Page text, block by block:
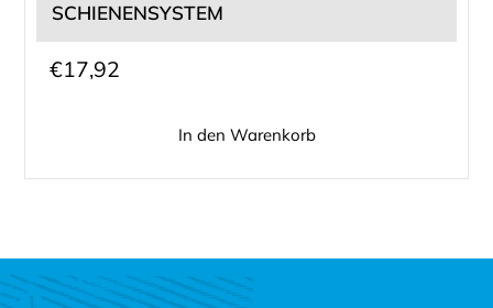
SCHIENENSYSTEM
€17,92
In den Warenkorb